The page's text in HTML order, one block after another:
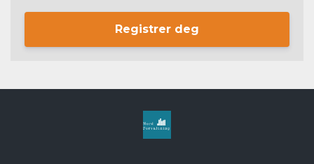
Registrer deg